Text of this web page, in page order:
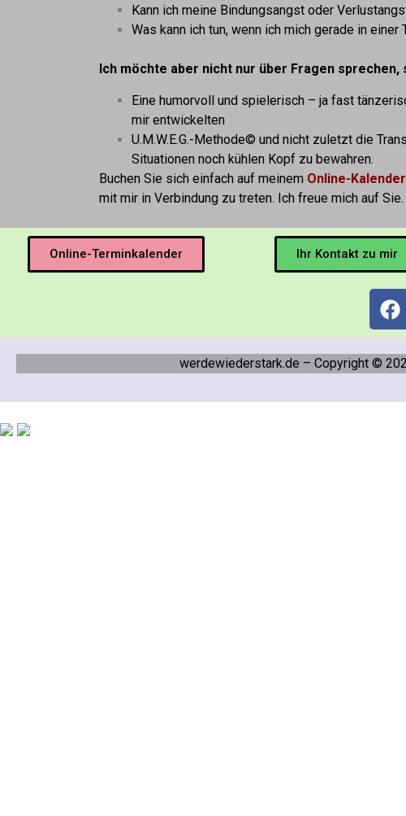
Kann ich meine Bindungsangst oder
Was kann ich tun, wenn ich mich gerade in
Ich möchte aber nicht nur über Fragen
Eine humorvoll und spielerisch – ja fast
mir entwickelten
U.M.W.E.G.-Methode© und nicht zuletzt die
Situationen noch kühlen Kopf zu bewahren.
Buchen Sie sich einfach auf meinem Online-Kalender
mit mir in Verbindung zu treten. Ich freue mich auf
Online-Terminkalender Ihr Kontakt zu mir
werdewiederstark.de – Copyright ©